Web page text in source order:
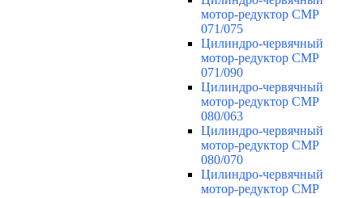
мотор-редуктор CMP
071/075
Цилиндро-червячный
мотор-редуктор CMP
071/090
Цилиндро-червячный
мотор-редуктор CMP
080/063
Цилиндро-червячный
мотор-редуктор CMP
080/070
Цилиндро-червячный
мотор-редуктор CMP